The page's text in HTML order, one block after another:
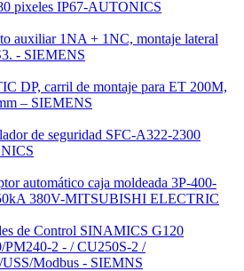
pixeles IP67-AUTONICS
auxiliar 1NA + 1NC, montaje lateral
- SIEMENS
DP, carril de montaje para ET 200M,
– SIEMENS
de seguridad SFC-A322-2300
automático caja moldeada 3P-400-
380V-MITSUBISHI ELECTRIC
de Control SINAMICS G120
PM240-2 - / CU250S-2 /
USS/Modbus - SIEMNS